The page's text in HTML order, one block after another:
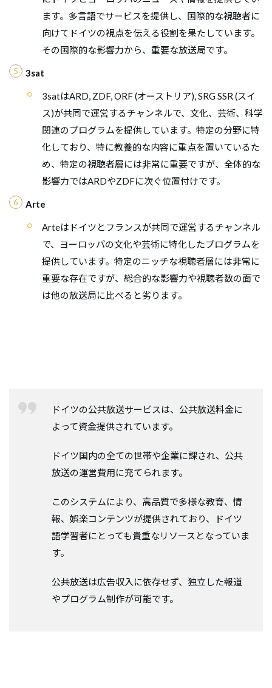
ます。多言語でサービスを提供し、国際的な視聴者に
向けてドイツの視点を伝える役割を果たしています。
その国際的な影響力から、重要な放送局です。
3sat
3satはARD, ZDF, ORF (オーストリア), SRG SSR (スイ
ス)が共同で運営するチャンネルで、文化、芸術、科学
関連のプログラムを提供しています。特定の分野に特
化しており、特に教養的な内容に重点を置いているた
め、特定の視聴者層には非常に重要ですが、全体的な
影響力ではARDやZDFに次ぐ位置付けです。
Arte
Arteはドイツとフランスが共同で運営するチャンネル
で、ヨーロッパの文化や芸術に特化したプログラムを
提供しています。特定のニッチな視聴者層には非常に
重要な存在ですが、総合的な影響力や視聴者数の面で
は他の放送局に比べると劣ります。
ドイツの公共放送サービスは、公共放送料金に
よって資金提供されています。
ドイツ国内の全ての世帯や企業に課され、公共
放送の運営費用に充てられます。
このシステムにより、高品質で多様な教育、情
報、娯楽コンテンツが提供されており、ドイツ
語学習者にとっても貴重なリソースとなっていま
す。
公共放送は広告収入に依存せず、独立した報道
やプログラム制作が可能です。